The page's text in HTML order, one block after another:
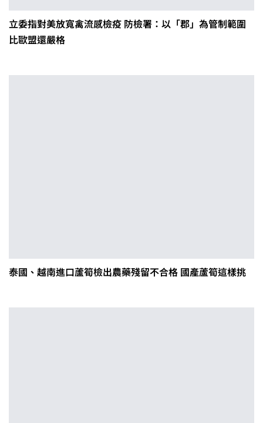
立委指對美放寬禽流感檢疫 防檢署：以「郡」為管制範圍
比歐盟還嚴格
泰國、越南進口蘆筍檢出農藥殘留不合格 國產蘆筍這樣挑